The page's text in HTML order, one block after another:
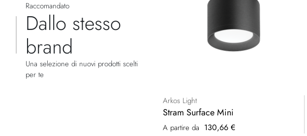
Raccomandato
Dallo stesso
brand
Una selezione di nuovi prodotti scelti
per te
Arkos Light
Stram Surface Mini
A partire da 130,66 €